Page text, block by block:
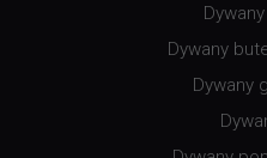
Dywany
Dywany